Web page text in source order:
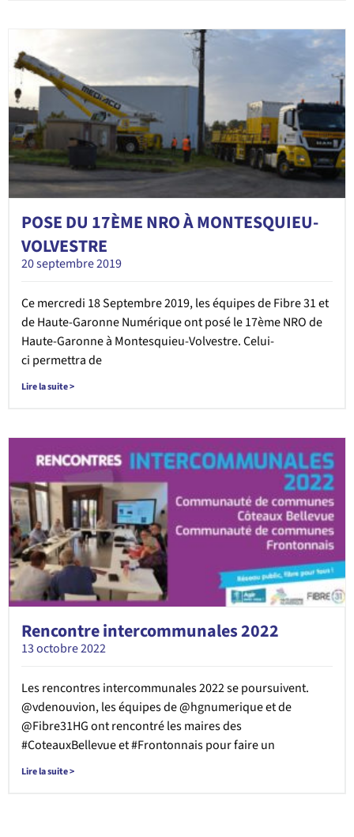
POSE DU 17ÈME NRO À MONTESQUIEU-
VOLVESTRE
20 septembre 2019
Ce mercredi 18 Septembre 2019, les équipes de Fibre 31 et
de Haute-Garonne Numérique ont posé le 17ème NRO de
Haute-Garonne à Montesquieu-Volvestre. Celui-
ci permettra de
Lire la suite >
Rencontre intercommunales 2022
13 octobre 2022
Les rencontres intercommunales 2022 se poursuivent.
@vdenouvion, les équipes de @hgnumerique et de
@Fibre31HG ont rencontré les maires des
#CoteauxBellevue et #Frontonnais pour faire un
Lire la suite >